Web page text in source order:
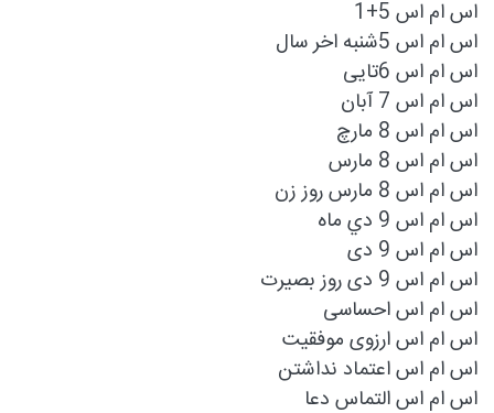
اس ام اس 5+1
اس ام اس 5شنبه اخر سال
اس ام اس 6تایی
اس ام اس 7 آبان
اس ام اس 8 مارچ
اس ام اس 8 مارس
اس ام اس 8 مارس روز زن
اس ام اس 9 دي ماه
اس ام اس 9 دی
اس ام اس 9 دی روز بصیرت
اس ام اس احساسی
اس ام اس ارزوی موفقیت
اس ام اس اعتماد نداشتن
اس ام اس التماس دعا